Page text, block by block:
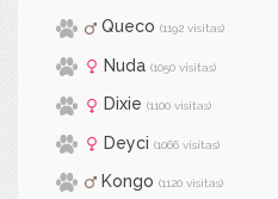
Queco (1192 visitas)
Nuda (1050 visitas)
Dixie (1100 visitas)
Deyci (1066 visitas)
Kongo (1120 visitas)